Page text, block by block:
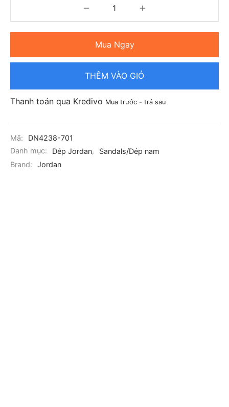
Mua Ngay
THÊM VÀO GIỎ
Thanh toán qua Kredivo Mua trước - trả sau
Mã:
DN4238-701
Danh mục:
Dép Jordan,
Sandals/Dép nam
Brand:
Jordan